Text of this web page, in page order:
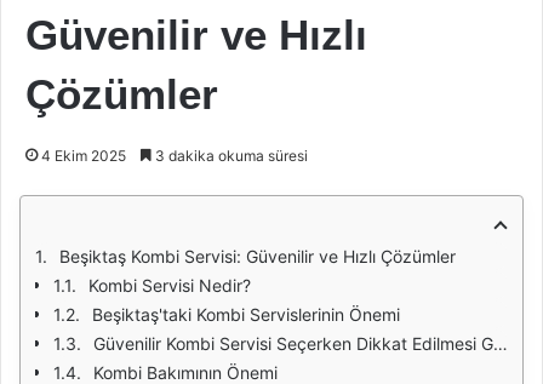
Güvenilir ve Hızlı
Çözümler
4 Ekim 2025 3 dakika okuma süresi
Beşiktaş Kombi Servisi: Güvenilir ve Hızlı Çözümler
Kombi Servisi Nedir?
Beşiktaş'taki Kombi Servislerinin Önemi
Güvenilir Kombi Servisi Seçerken Dikkat Edilmesi Gerekenler
Kombi Bakımının Önemi